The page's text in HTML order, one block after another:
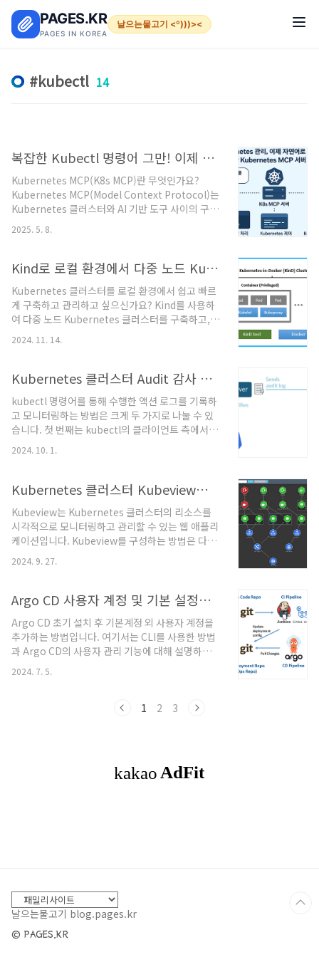
PAGES.KR
PAGES IN KOREA
날으는물고기 <º)))><
kubectl 14
복잡한 Kubectl 명령어 그만! 이제 K8s MCP와 AI 기반 자연어로 클라우드 관리
Kubernetes MCP(K8s MCP)란 무엇인가요?
Kubernetes MCP(Model Context Protocol)는
Kubernetes 클러스터와 AI 기반 도구 사이의 구조
화된 상호작용을 지원하는 프로토콜입니다. K8s
MCP는 이러한 MCP를 구현한 서버로, AI 어시스턴
리를 효율적이고 직관적으로 자동화할 수 있도록 합
관리의 간소화AI 기반 자연어 명령 처리
Kubernetes 작업의 보안 및 권한 관리다양한 AI
어시스턴트(Claude, Cursor 등)와 연동 가능K8s
MCP의 핵심 기능 및 역할① AI 기반 자연어 관리
2025. 5. 8.
Kind로 로컬 환경에서 다중 노드 Kubernetes 클러스터 구축 및 관리
Kubernetes 클러스터를 로컬 환경에서 쉽고 빠르
게 구축하고 관리하고 싶으신가요? Kind를 사용하
여 다중 노드 Kubernetes 클러스터를 구축하고,
Portainer를 통해 이를 손쉽게 관리하는 방법입니
다. 초보자도 따라할 수 있도록 단계별로 설명하고,
다.Kubernetes 기본 지식: Kubernetes의 개념과
치 및 기본 사용법: Docker가 시스템에 설치되어
있어야 하며, 컨테이너를 다루는 기본적인 명령어를
알고 있어야 합니다. Kubernetes는 컨테이너화된
애플리케이션의 배포, 스케일링 및 관리를 자동화하
2024. 11. 14.
Kubernetes 클러스터 Audit 감사 로그 수집 및 모니터링
kubectl 명령어를 통해 수행한 액션 로그를 기록하
고 모니터링하는 방법은 크게 두 가지로 나눌 수 있
습니다. 첫 번째는 kubectl의 클라이언트 측에서 로
그를 기록하는 방법이고, 두 번째는 쿠버네티스 서
버 측에서 API 서버의 액세스 로그를 모니터링하는
로그 기록kubectl 클라이언트에서 수행한 명령어
를 로컬 파일에 기록하는 방법입니다.방법 1:
kubectl alias 설정을 통한 로깅kubectl 명령어를
로깅하는 가장 간단한 방법은 alias를 설정하는 것
입니다. 아래 예시는 kubectl 명령어를 수행할 때마
다 해당 명령어를 로그 파일에 기록하는 방법입니
2024. 10. 1.
Kubernetes 클러스터 Kubeview와 Prometheus 리소스 모니터링
Kubeview는 Kubernetes 클러스터의 리소스를
시각적으로 모니터링하고 관리할 수 있는 웹 애플리
케이션입니다. Kubeview를 구성하는 방법은 다음
배포할 Kubernetes 클러스터가 필요합니
kubectl이 필요합니다.Helm (옵션): Helm을 사
용하여 Kubeview를 쉽게 설치할 수 있습니다.설치
방법1. Helm을 사용하여 설치Helm을 사용하면
Kubeview를 간단히 설치할 수 있습니다.Helm 설
치 (이미 설치되어 있다면 생략)curl
https://raw.githubusercontent.com/helm/helm/master/
2024. 9. 27.
Argo CD 사용자 계정 및 기본 설정과 Gitlab 연동으로 자동화 운영
Argo CD 초기 설치 후 기본계정 외 사용자 계정을
추가하는 방법입니다. 여기서는 CLI를 사용한 방법
과 Argo CD의 사용자 관리 기능에 대해 설명하겠
용하여 사용자를 추가할 수 있습니다. 이 방법은 주
어, 새로운 사용자를 추가하려면 다음과 같은 명령
관리할 수 있는 권한이 설정되어 있어야 합니
다.argocd account add-user --password
2024. 7. 5.
1 2 3
날으는물고기 blog.pages.kr
© PAGES.KR